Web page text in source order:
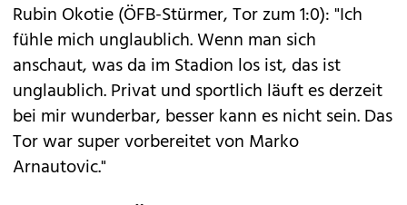
Rubin Okotie (ÖFB-Stürmer, Tor zum 1:0): "Ich
fühle mich unglaublich. Wenn man sich
anschaut, was da im Stadion los ist, das ist
unglaublich. Privat und sportlich läuft es derzeit
bei mir wunderbar, besser kann es nicht sein. Das
Tor war super vorbereitet von Marko
Arnautovic."